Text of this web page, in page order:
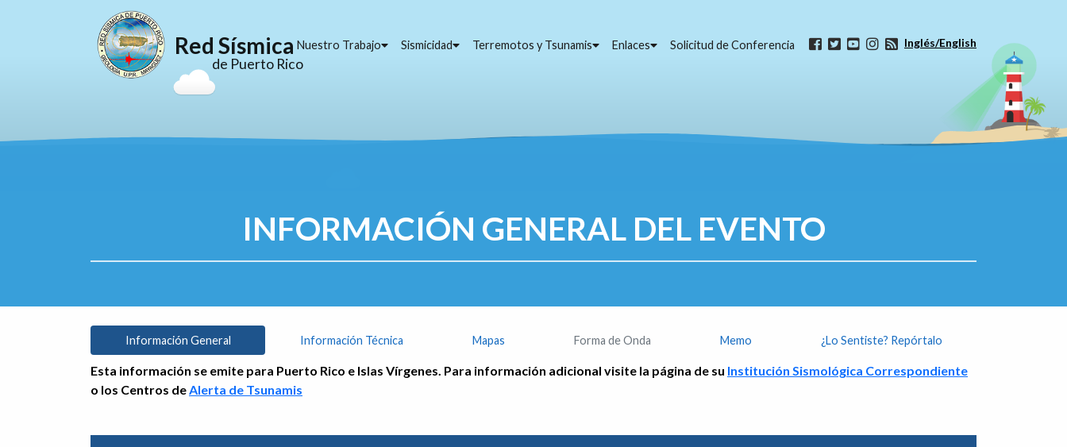
Red Sísmica
de Puerto Rico
Nuestro Trabajo Sismicidad Terremotos y Tsunamis Enlaces Solicitud de Conferencia Inglés/English
INFORMACIÓN GENERAL DEL EVENTO
Información General Información Técnica Mapas Forma de Onda Memo ¿Lo Sentiste? Repórtalo
Esta información se emite para Puerto Rico e Islas Vírgenes. Para información adicional visite la página de su Institución Sismológica Correspondiente
o los Centros deAlerta de Tsunamis